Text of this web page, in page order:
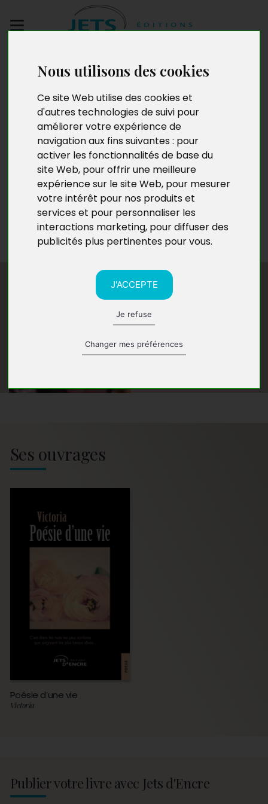
Nous utilisons des cookies
Ce site Web utilise des cookies et
d'autres technologies de suivi pour
améliorer votre expérience de
navigation aux fins suivantes : pour
activer les fonctionnalités de base du
site Web, pour offrir une meilleure
expérience sur le site Web, pour mesurer
votre intérêt pour nos produits et
services et pour personnaliser les
interactions marketing, pour diffuser des
publicités plus pertinentes pour vous.
J'ACCEPTE
Je refuse
Changer mes préférences
manuscrit
Victoria
Aimée Wersand, alias Victoria, est née en 1956 à
Luxembourg. Diplômée en habillement et commerce
pour PME, elle se consacre aux clients de son agence
matrimoniale. Depuis toute petite, elle aime la poésie,
la peinture, la psychologie et la musique. Aujourd’hui,
elle a repris la plume et se consacre à ses écrits.
Ses ouvrages
Poésie d’une vie
Victoria
Publier votre livre avec Jets d'Encre